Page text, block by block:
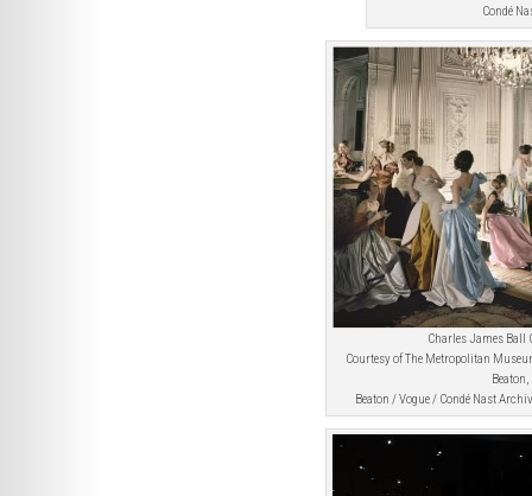
Condé
Charles James Ball
Courtesy of The Metropolitan
Beaton,
Beaton / Vogue / Condé Nast